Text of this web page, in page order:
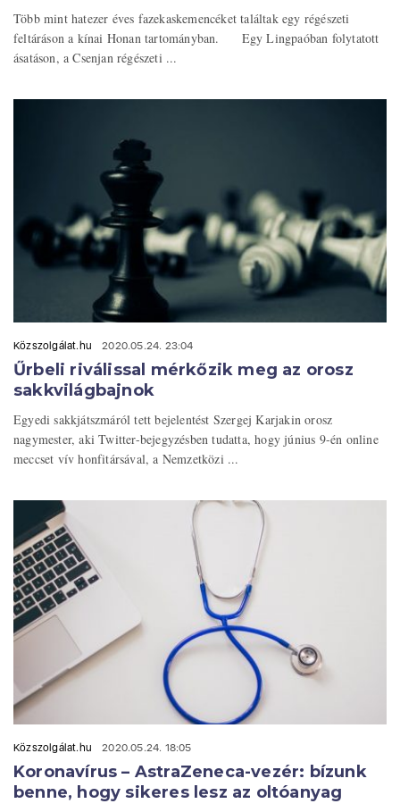
Több mint hatezer éves fazekaskemencéket találtak egy régészeti
feltáráson a kínai Honan tartományban. Egy Lingpaóban folytatott
ásatáson, a Csenjan régészeti ...
Közszolgálat.hu 2020.05.24. 23:04
Űrbeli riválissal mérkőzik meg az orosz
sakkvilágbajnok
Egyedi sakkjátszmáról tett bejelentést Szergej Karjakin orosz
nagymester, aki Twitter-bejegyzésben tudatta, hogy június 9-én online
meccset vív honfitársával, a Nemzetközi ...
Közszolgálat.hu 2020.05.24. 18:05
Koronavírus – AstraZeneca-vezér: bízunk
benne, hogy sikeres lesz az oltóanyag